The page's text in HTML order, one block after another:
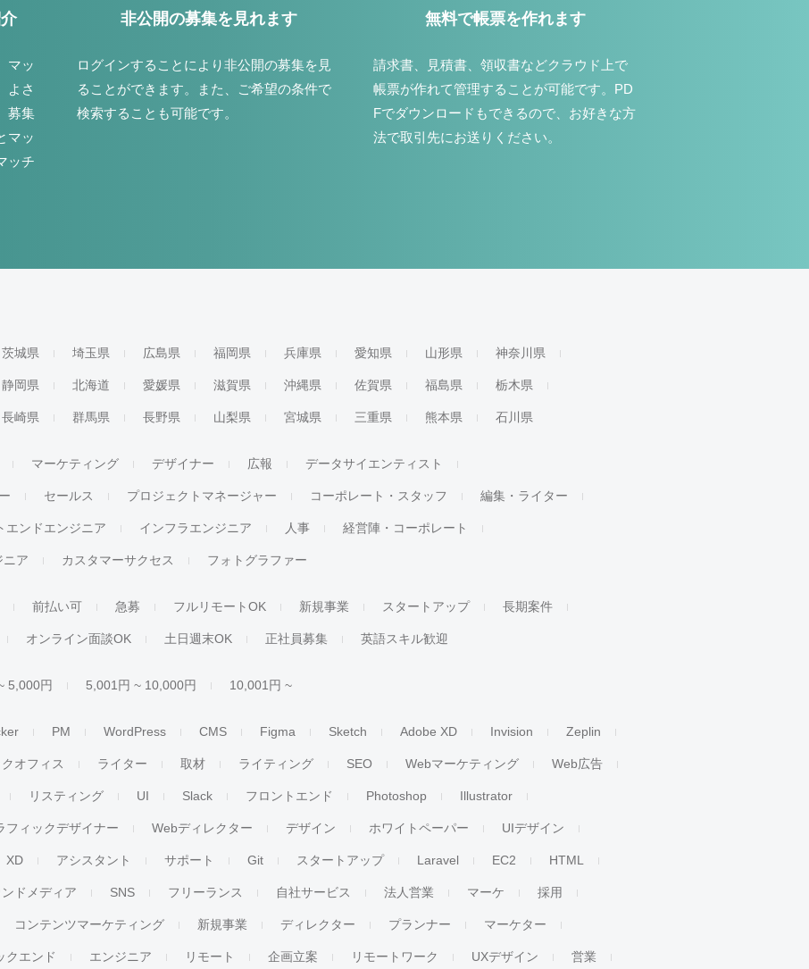
マッ
よさ
募集
マッ
ッチ
非公開の募集を見れます
ログインすることにより非公開の募集を見
ることができます。また、ご希望の条件で
検索することも可能です。
無料で帳票を作れます
請求書、見積書、領収書などクラウド上で
帳票が作れて管理することが可能です。PD
Fでダウンロードもできるので、お好きな方
法で取引先にお送りください。
茨城県 埼玉県 広島県 福岡県 兵庫県 愛知県 山形県 神奈川県
静岡県 北海道 愛媛県 滋賀県 沖縄県 佐賀県 福島県 栃木県
長崎県 群馬県 長野県 山梨県 宮城県 三重県 熊本県 石川県
マーケティング デザイナー 広報 データサイエンティスト
セールス プロジェクトマネージャー コーポレート・スタッフ 編集・ライター
エンドエンジニア インフラエンジニア 人事 経営陣・コーポレート
ニア カスタマーサクセス フォトグラファー
前払い可 急募 フルリモートOK 新規事業 スタートアップ 長期案件
オンライン面談OK 土日週末OK 正社員募集 英語スキル歓迎
5,000円 5,001円 ~ 10,000円 10,001円 ~
PM WordPress CMS Figma Sketch Adobe XD Invision Zeplin
オフィス ライター 取材 ライティング SEO Webマーケティング Web広告
リスティング UI Slack フロントエンド Photoshop Illustrator
フィックデザイナー Webディレクター デザイン ホワイトペーパー UIデザイン
XD アシスタント サポート Git スタートアップ Laravel EC2 HTML
ドメディア SNS フリーランス 自社サービス 法人営業 マーケ 採用
コンテンツマーケティング 新規事業 ディレクター プランナー マーケター
クエンド エンジニア リモート 企画立案 リモートワーク UXデザイン 営業